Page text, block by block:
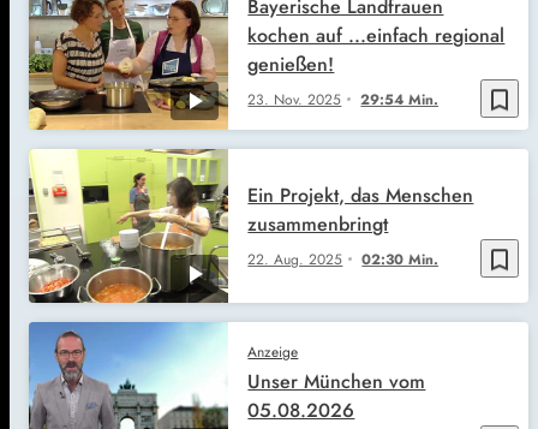
bookmark_border
23. Nov. 2025 29:54 Min.
Bayerische Landfrauen
kochen auf ...einfach regional
genießen!
bookmark_border
22. Aug. 2025 02:30 Min.
Ein Projekt, das Menschen
zusammenbringt
Anzeige
Unser München vom
05.08.2026